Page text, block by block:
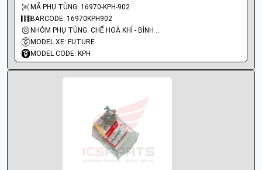
MÃ PHỤ TÙNG: 16970-KPH-902
BARCODE: 16970KPH902
NHÓM PHỤ TÙNG: CHẾ HOÀ KHÍ - BÌNH XĂNG CON - BƠM XĂNG
MODEL XE: FUTURE
MODEL CODE: KPH